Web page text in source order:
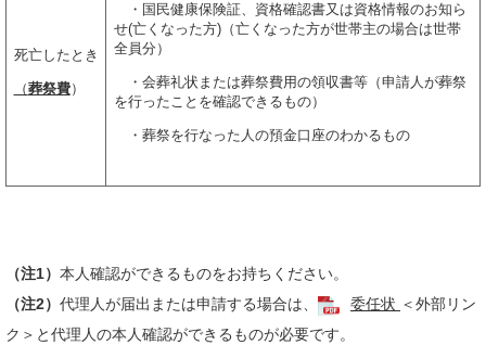
死亡したとき
（葬祭費）
・国民健康保険証、資格確認書又は資格情報のお知ら
せ(亡くなった方)（亡くなった方が世帯主の場合は世帯
全員分）
・会葬礼状または葬祭費用の領収書等（申請人が葬祭
を行ったことを確認できるもの）
・葬祭を行なった人の預金口座のわかるもの
（注1） 本人確認ができるものをお持ちください。
（注2） 代理人が届出または申請する場合は、 委任状 ＜外部リン
ク＞ と代理人の本人確認ができるものが必要です。